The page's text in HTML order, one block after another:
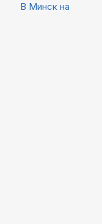
В Минск на